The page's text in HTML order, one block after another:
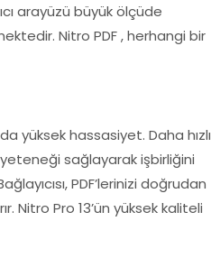
arayüzü büyük ölçüde
Nitro PDF , herhangi bir
yüksek hassasiyet. Daha hızlı
sağlayarak işbirliğini
PDF’lerinizi doğrudan
Nitro Pro 13’ün yüksek kaliteli